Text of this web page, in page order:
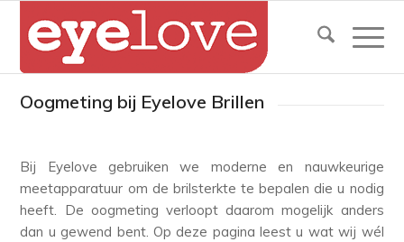
Oogmeting bij Eyelove Brillen
Bij Eyelove gebruiken we moderne en nauwkeurige
meetapparatuur om de brilsterkte te bepalen die u nodig
heeft. De oogmeting verloopt daarom mogelijk anders
dan u gewend bent. Op deze pagina leest u wat wij wél